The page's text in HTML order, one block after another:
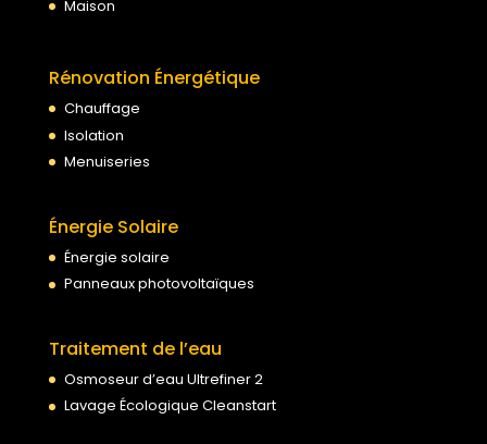
Maison
Rénovation Énergétique
Chauffage
Isolation
Menuiseries
Énergie Solaire
Énergie solaire
Panneaux photovoltaïques
Traitement de l’eau
Osmoseur d’eau Ultrefiner 2
Lavage Écologique Cleanstart